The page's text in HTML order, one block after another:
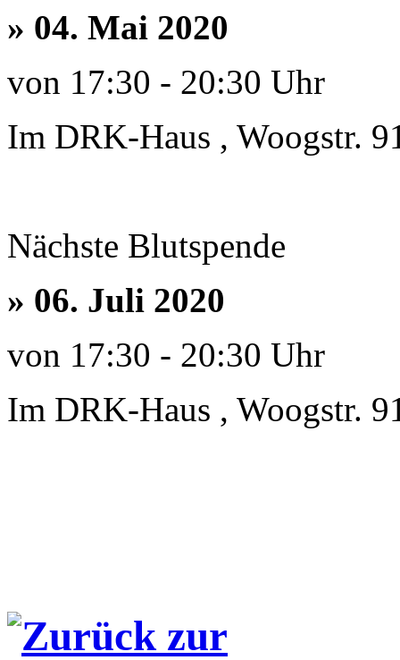
» 04. Mai 2020
von 17:30 - 20:30 Uhr
Im DRK-Haus , Woogstr.
Nächste Blutspende
» 06. Juli 2020
von 17:30 - 20:30 Uhr
Im DRK-Haus , Woogstr.